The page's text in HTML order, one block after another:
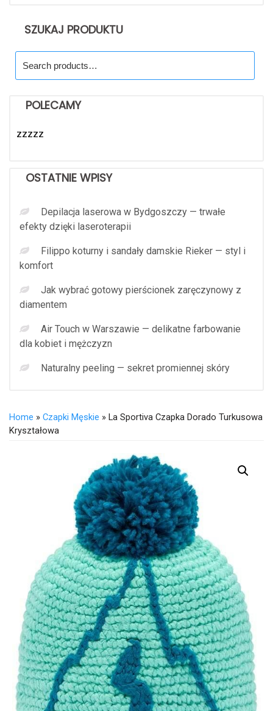
SZUKAJ PRODUKTU
for:
POLECAMY
zzzzz
OSTATNIE WPISY
Depilacja laserowa w Bydgoszczy — trwałe
efekty dzięki laseroterapii
Filippo koturny i sandały damskie Rieker — styl i
komfort
Jak wybrać gotowy pierścionek zaręczynowy z
diamentem
Air Touch w Warszawie — delikatne farbowanie
dla kobiet i mężczyzn
Naturalny peeling — sekret promiennej skóry
Home » Czapki Męskie » La Sportiva Czapka Dorado Turkusowa
Kryształowa